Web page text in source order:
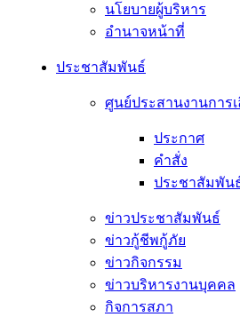
นโยบายผู้บริหาร
อํานาจหน้าที่
ประชาสัมพันธ์
ศูนย์ประสานงานการ
ประกาศ
คำสั่ง
ประชาสัมพัน
ข่าวประชาสัมพันธ์
ข่าวกู้ชีพกู้ภัย
ข่าวกิจกรรม
ข่าวบริหารงานบุคคล
กิจการสภา